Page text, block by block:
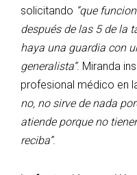
solicitando “que
después de las 5 de la
haya una guardia con
generalista”. Miranda
profesional médico en
no, no sirve de nada
atiende porque no
reciba”.